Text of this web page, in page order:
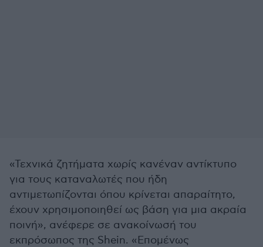
«Τεχνικά ζητήματα χωρίς κανέναν αντίκτυπο
για τους καταναλωτές που ήδη
αντιμετωπίζονται όπου κρίνεται απαραίτητο,
έχουν χρησιμοποιηθεί ως βάση για μια ακραία
ποινή», ανέφερε σε ανακοίνωσή του
εκπρόσωπος της Shein. «Επομένως